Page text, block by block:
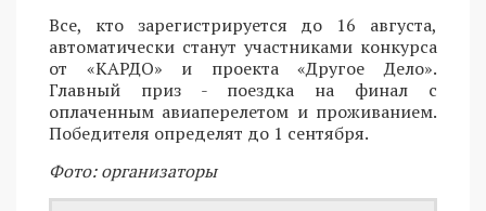
Все, кто зарегистрируется до 16 августа,
автоматически станут участниками конкурса
от «КАРДО» и проекта «Другое Дело».
Главный приз - поездка на финал с
оплаченным авиаперелетом и проживанием.
Победителя определят до 1 сентября.
Фото: организаторы